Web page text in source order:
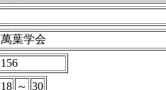
萬葉学会
156
18 ～ 30